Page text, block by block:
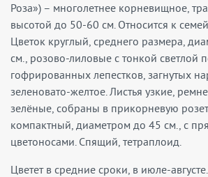
Роза») – многолетнее корневищное,
высотой до 50-60 см. Относится к
Цветок круглый, среднего размера,
см., розово-лиловые с тонкой светлой
гофрированных лепестков, загнутых
зеленовато-желтое. Листья узкие,
зелёные, собраны в прикорневую
компактный, диаметром до 45 см., с
цветоносами. Спящий, тетраплоид.
Цветет в средние сроки, в июле-